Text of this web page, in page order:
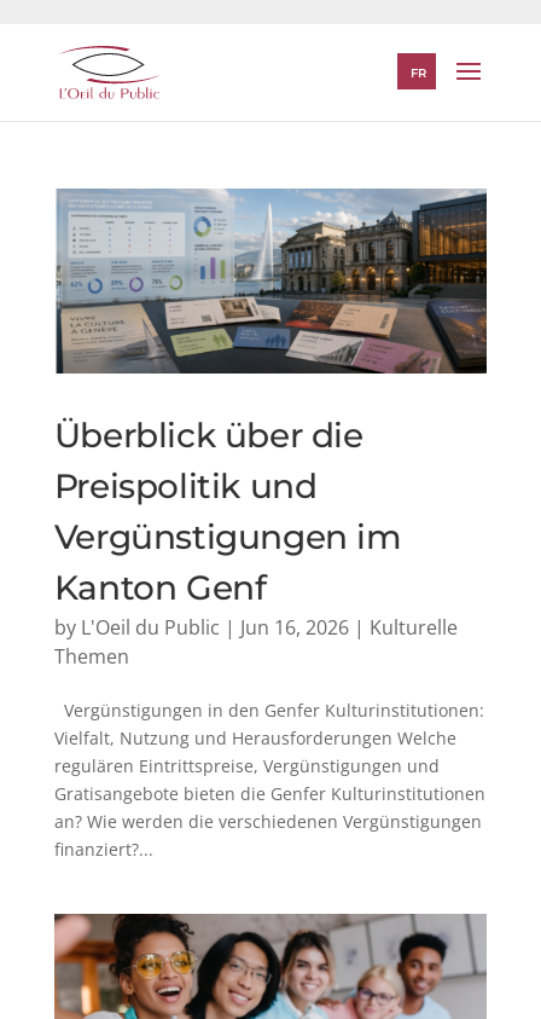
FR
Überblick über die
Preispolitik und
Vergünstigungen im
Kanton Genf
by L'Oeil du Public | Jun 16, 2026| Kulturelle
Themen
Vergünstigungen in den Genfer Kulturinstitutionen:
Vielfalt, Nutzung und Herausforderungen Welche
regulären Eintrittspreise, Vergünstigungen und
Gratisangebote bieten die Genfer Kulturinstitutionen
an? Wie werden die verschiedenen Vergünstigungen
finanziert?...